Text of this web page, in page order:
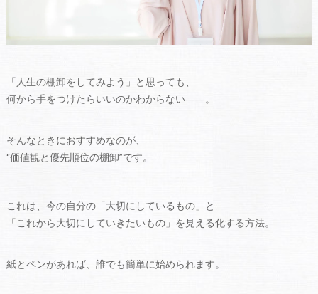
「人生の棚卸をしてみよう」と思っても、
何から手をつけたらいいのかわからない――。
そんなときにおすすめなのが、
“価値観と優先順位の棚卸”です。
これは、今の自分の「大切にしているもの」と
「これから大切にしていきたいもの」を見える化する方法。
紙とペンがあれば、誰でも簡単に始められます。